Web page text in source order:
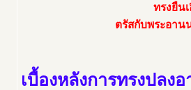
ทรงยืน
ตรัสกับพระอาน
เบื้องหลังการทรงปลง